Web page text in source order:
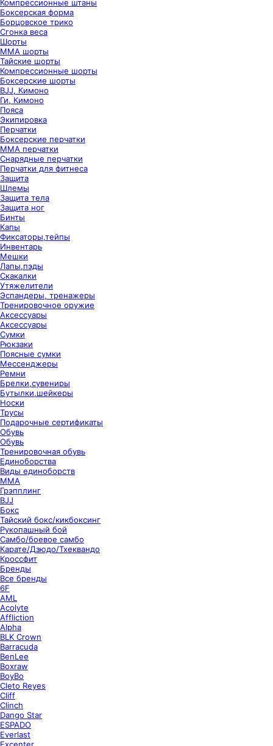
Компрессионные штаны
Боксерская форма
Борцовское трико
Сгонка веса
Шорты
ММА шорты
Тайские шорты
Компрессионные шорты
Боксерские шорты
BJJ, Кимоно
Ги, Кимоно
Пояса
Экипировка
Перчатки
Боксерские перчатки
ММА перчатки
Снарядные перчатки
Перчатки для фитнеса
Защита
Шлемы
Защита тела
Защита ног
Бинты
Капы
Фиксаторы,тейпы
Инвентарь
Мешки
Лапы,пэды
Скакалки
Утяжелители
Эспандеры, тренажеры
Тренировочное оружие
Аксессуары
Аксессуары
Сумки
Рюкзаки
Поясные сумки
Мессенджеры
Ремни
Брелки,сувениры
Бутылки,шейкеры
Носки
Трусы
Подарочные сертификаты
Обувь
Обувь
Тренировочная обувь
Единоборства
Виды единоборств
ММА
Грэпплинг
BJJ
Бокс
Тайский бокс/кикбоксинг
Рукопашный бой
Самбо/боевое самбо
Карате/Дзюдо/Тхеквандо
Кроссфит
Бренды
Все бренды
6F
AML
Acolyte
Affliction
Alpha
BLK Crown
Barracuda
BenLee
Boxraw
BoyBo
Cleto Reyes
Cliff
Clinch
Dango Star
ESPADO
Everlast